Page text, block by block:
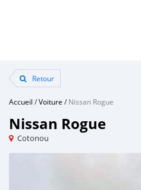
Retour
Accueil /Voiture /Nissan Rogue
Nissan Rogue
Cotonou